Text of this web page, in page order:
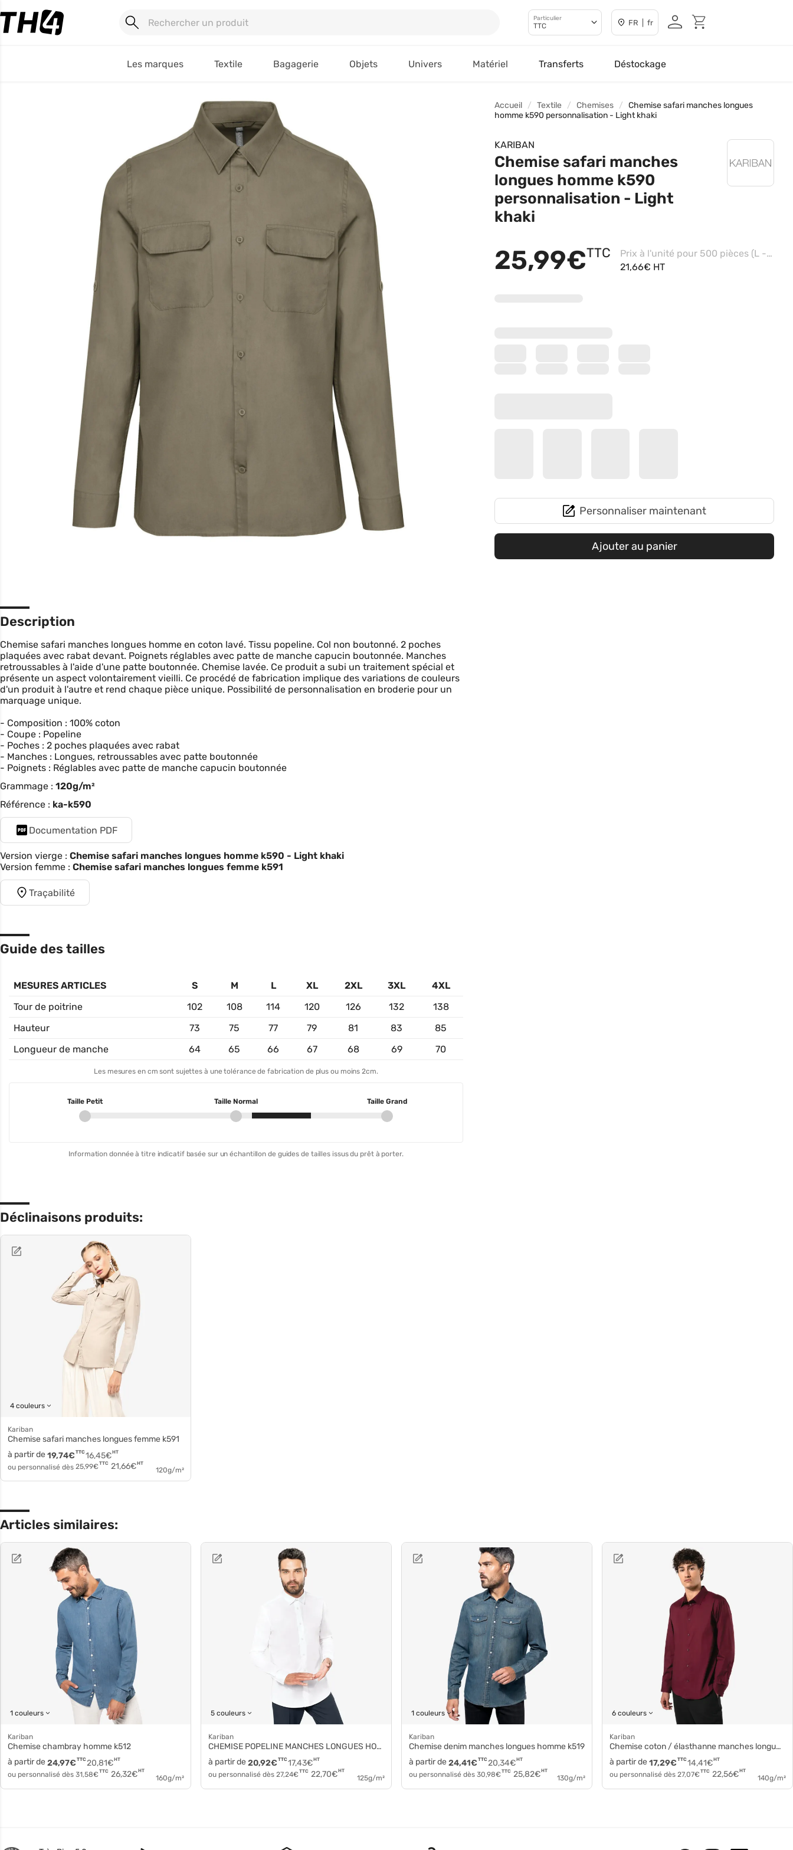
Particulier
TTC FR | fr
Les marques Textile Bagagerie Objets Univers Matériel Transferts Déstockage
Accueil Textile Chemises
Chemise safari manches longues
homme k590 personnalisation - Light khaki
KARIBAN
Chemise safari manches
longues homme k590
personnalisation - Light
khaki
25,99€TTC
Prix à l'unité pour 500 pièces (L - Light Khaki, Impression Coeur haut)
21,66€ HT
Personnaliser maintenant
Ajouter au panier
Description
Chemise safari manches longues homme en coton lavé. Tissu popeline. Col non boutonné. 2 poches
plaquées avec rabat devant. Poignets réglables avec patte de manche capucin boutonnée. Manches
retroussables à l'aide d'une patte boutonnée. Chemise lavée. Ce produit a subi un traitement spécial et
présente un aspect volontairement vieilli. Ce procédé de fabrication implique des variations de couleurs
d'un produit à l'autre et rend chaque pièce unique. Possibilité de personnalisation en broderie pour un
marquage unique.
- Composition : 100% coton
- Coupe : Popeline
- Poches : 2 poches plaquées avec rabat
- Manches : Longues, retroussables avec patte boutonnée
- Poignets : Réglables avec patte de manche capucin boutonnée
Grammage : 120g/m²
Référence : ka-k590
Documentation PDF
Version vierge : Chemise safari manches longues homme k590 - Light khaki
Version femme : Chemise safari manches longues femme k591
Traçabilité
Guide des tailles
MESURES ARTICLES S M L XL 2XL 3XL
4XL
Tour de poitrine
102 108 114 120 126 132
138
Hauteur
73 75 77 79 81 83
85
Longueur de manche
64 65 66 67 68 69 70
Les mesures en cm sont sujettes à une tolérance de fabrication de plus ou moins 2cm.
Taille Petit Taille Normal Taille Grand
Information donnée à titre indicatif basée sur un échantillon de guides de tailles issus du prêt à porter.
Déclinaisons produits:
4 couleurs
Kariban
Chemise safari manches longues femme k591
à partir de
16,45€HT
19,74€ TTC
ou personnalisé dès 25,99€ TTC 21,66€HT
120g/m²
Articles similaires:
1 couleurs
Kariban
Chemise chambray homme k512
à partir de
20,81€HT
24,97€ TTC
ou personnalisé dès 31,58€ TTC 26,32€HT
160g/m²
5 couleurs
Kariban
CHEMISE POPELINE MANCHES LONGUES HOMME k513
à partir de
17,43€HT
20,92€ TTC
ou personnalisé dès 27,24€ TTC 22,70€HT
125g/m²
1 couleurs
Kariban
Chemise denim manches longues homme k519
à partir de
20,34€HT
24,41€ TTC
ou personnalisé dès 30,98€ TTC 25,82€HT
130g/m²
6 couleurs
Kariban
Chemise coton / élasthanne manches longues homme k529
à partir de
14,41€HT
17,29€ TTC
ou personnalisé dès 27,07€ TTC 22,56€HT
140g/m²